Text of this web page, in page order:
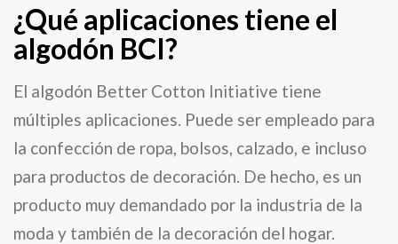
¿Qué aplicaciones tiene el
algodón BCI?
El algodón Better Cotton Initiative tiene
múltiples aplicaciones. Puede ser empleado para
la confección de ropa, bolsos, calzado, e incluso
para productos de decoración. De hecho, es un
producto muy demandado por la industria de la
moda y también de la decoración del hogar.